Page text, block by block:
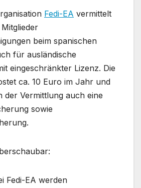
Fedi-EA vermittelt
beim spanischen
für ausländische
eingeschränkter Lizenz. Die
ca. 10 Euro im Jahr und
der Vermittlung auch eine
sowie
Fedi-EA werden